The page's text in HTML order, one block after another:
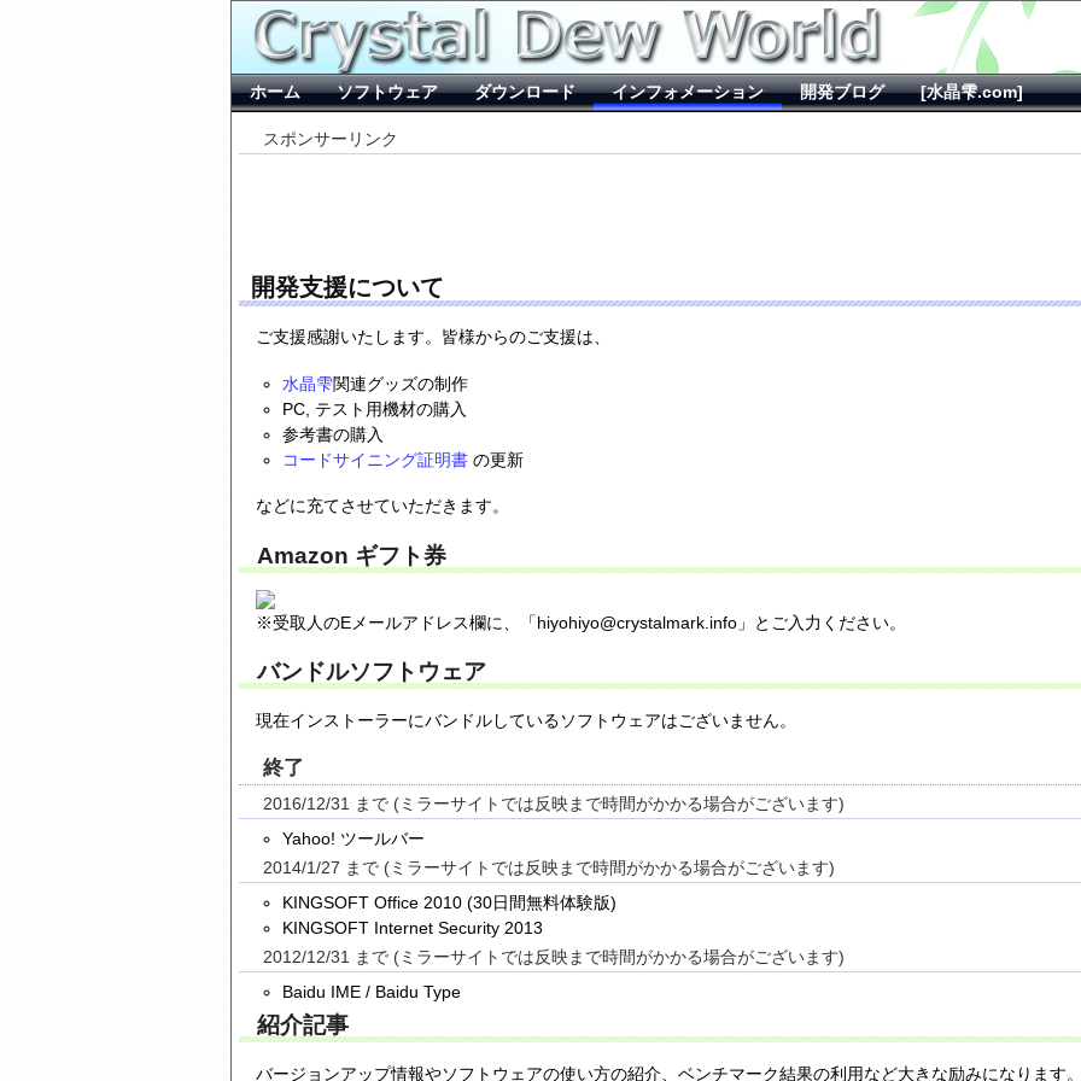
ホーム ソフトウェア ダウンロード インフォメーション 開発ブログ [水晶雫.com]
スポンサーリンク
開発支援について
ご支援感謝いたします。皆様からのご支援は、
水晶雫関連グッズの制作
PC, テスト用機材の購入
参考書の購入
コードサイニング証明書 の更新
などに充てさせていただきます。
Amazon ギフト券
※受取人のEメールアドレス欄に、「hiyohiyo@crystalmark.info」とご入力ください。
バンドルソフトウェア
現在インストーラーにバンドルしているソフトウェアはございません。
終了
2016/12/31 まで (ミラーサイトでは反映まで時間がかかる場合がございます)
Yahoo! ツールバー
2014/1/27 まで (ミラーサイトでは反映まで時間がかかる場合がございます)
KINGSOFT Office 2010 (30日間無料体験版)
KINGSOFT Internet Security 2013
2012/12/31 まで (ミラーサイトでは反映まで時間がかかる場合がございます)
Baidu IME / Baidu Type
紹介記事
バージョンアップ情報やソフトウェアの使い方の紹介、ベンチマーク結果の利用など大きな励みになります